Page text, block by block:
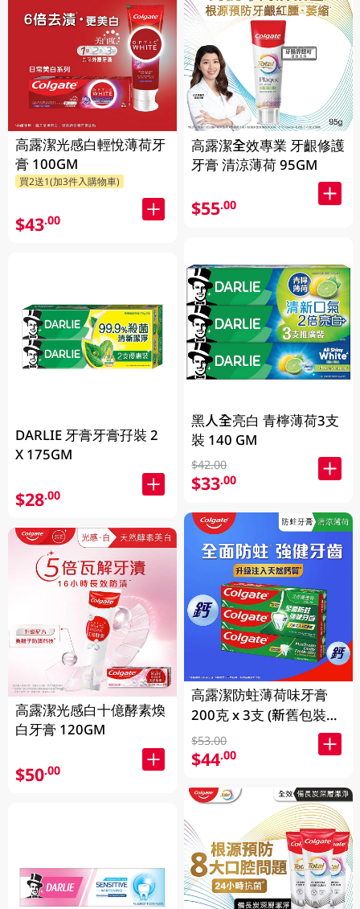
高露潔光感白輕悅薄荷牙
膏 100GM
買2送1(加3件入購物車)
$43.00
DARLIE 牙膏牙膏孖裝 2
X 175GM
$28.00
高露潔光感白十億酵素煥
白牙膏 120GM
$50.00
高露潔全效專業 牙齦修護
牙膏 清涼薄荷 95GM
$55.00
黑人全亮白 青檸薄荷3支
裝 140 GM
$42.00
$33.00
高露潔防蛀薄荷味牙膏
200克 x 3支 (新舊包裝隨
機發送)
$53.00
$44.00